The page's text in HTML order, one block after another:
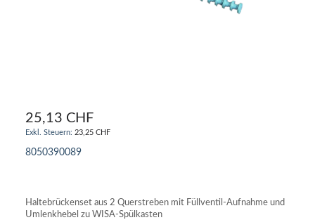
25,13 CHF
23,25 CHF
8050390089
Haltebrückenset aus 2 Querstreben mit Füllventil-Aufnahme und
Umlenkhebel zu WISA-Spülkasten